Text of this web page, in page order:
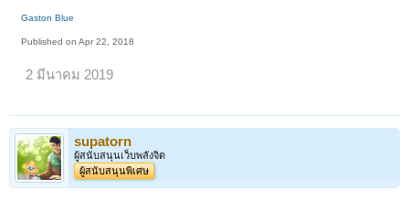
Gaston Blue
Published on Apr 22, 2018
2 มีนาคม 2019
supatorn
ผู้สนับสนุนเว็บพลังจิต
ผู้สนับสนุนพิเศษ